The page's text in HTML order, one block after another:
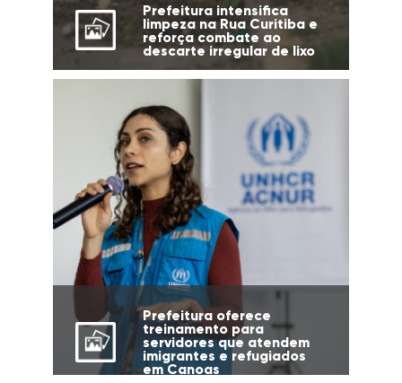
Prefeitura intensifica
limpeza na Rua Curitiba e
reforça combate ao
descarte irregular de lixo
Prefeitura oferece
treinamento para
servidores que atendem
imigrantes e refugiados
em Canoas